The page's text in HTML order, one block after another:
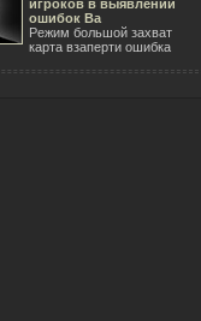
игроков в выявлении
ошибок Ba
Режим большой захват
карта взаперти ошибка